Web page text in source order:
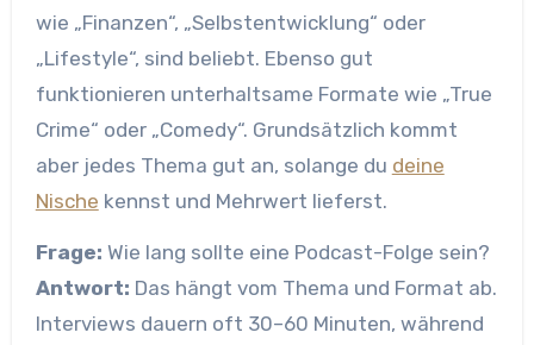
wie „Finanzen“, „Selbstentwicklung“ oder
„Lifestyle“, sind beliebt. Ebenso gut
funktionieren unterhaltsame Formate wie „True
Crime“ oder „Comedy“. Grundsätzlich kommt
aber jedes Thema gut an, solange du deine
Nische kennst und Mehrwert lieferst.
Frage: Wie lang sollte eine Podcast-Folge sein?
Antwort: Das hängt vom Thema und Format ab.
Interviews dauern oft 30–60 Minuten, während